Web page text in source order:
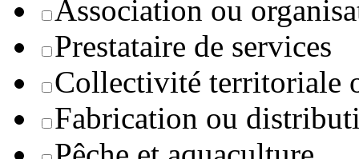
Association ou
Prestataire de services
Collectivité territoriale
Fabrication ou